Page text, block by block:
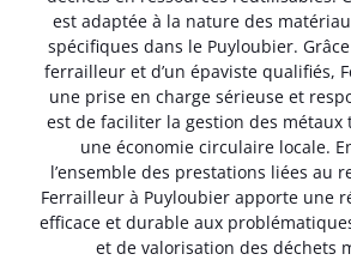
est adaptée à la nature des
spécifiques dans le Puyloubier. Grâce
ferrailleur et d’un épaviste qualifiés,
une prise en charge sérieuse et
est de faciliter la gestion des métaux
une économie circulaire locale.
l’ensemble des prestations liées au
Ferrailleur à Puyloubier apporte une
efficace et durable aux
et de valorisation des déchets